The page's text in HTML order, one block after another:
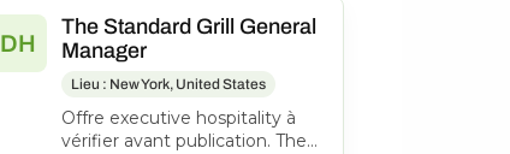
DH
The Standard Grill General
Manager
Lieu : New York, United States
Offre executive hospitality à
vérifier avant publication. The